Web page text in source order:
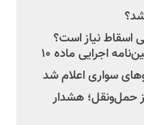
اسقاط نیاز است؟
سواری اعلام شد
حمل‌ونقل؛ هشدار